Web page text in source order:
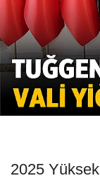
2025